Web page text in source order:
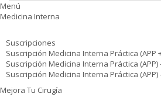
Menú
Medicina Interna
Suscripciones
Suscripción Medicina Interna Práctica (APP
Suscripción Medicina Interna Práctica (APP)
Suscripción Medicina Interna Práctica (APP)
Mejora Tu Cirugía